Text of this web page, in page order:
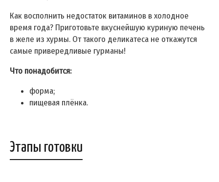
Как восполнить недостаток витаминов в холодное
время года? Приготовьте вкуснейшую куриную печень
в желе из хурмы. От такого деликатеса не откажутся
самые привередливые гурманы!
Что понадобится:
форма;
пищевая плёнка.
Этапы готовки